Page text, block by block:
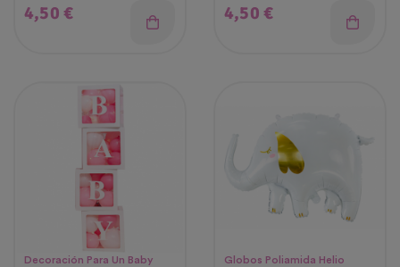
Precio
4,50 € Precio
4,50 €
Decoración Para Un Baby
Globos Poliamida Helio